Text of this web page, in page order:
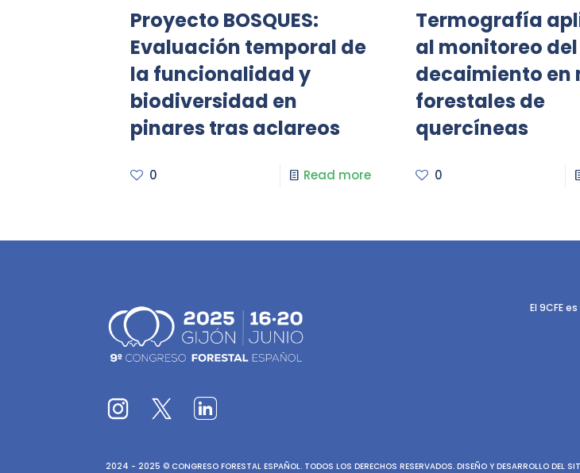
Proyecto BOSQUES:
Evaluación temporal de
la funcionalidad y
biodiversidad en
pinares tras aclareos
0 Read more
Termografía
al monitoreo del
decaimiento en
forestales de
quercíneas
0
El 9CFE
2024 - 2025 © CONGRESO FORESTAL ESPAÑOL. TODOS LOS DERECHOS RESERVADOS. DISEÑO Y DESARROLLO DEL